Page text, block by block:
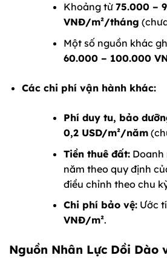
Khoảng từ 75.000 –
VNĐ/m²/tháng
Một số nguồn khác
60.000 – 100.000
Các chi phí vận hành khác:
Phí duy tu, bảo
0,2 USD/m²/năm
Tiền thuê đất:Doanh
năm theo quy định
điều chỉnh theo chu
Chi phí bảo vệ:Ước
VNĐ/m².
Nguồn Nhân Lực Dồi Dào